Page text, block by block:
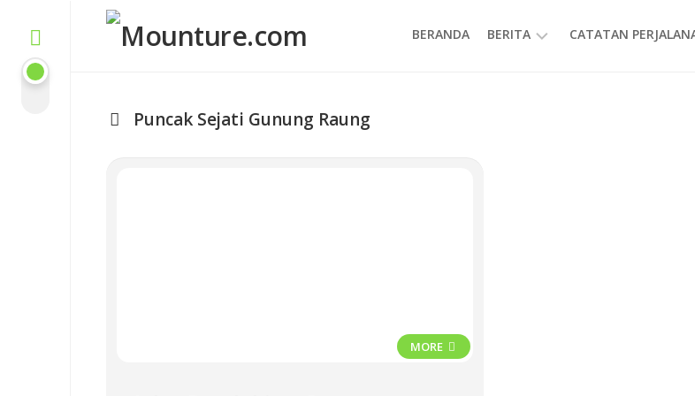
content
BERANDA BERITA CATATAN
Puncak Sejati Gunung Raung
MORE